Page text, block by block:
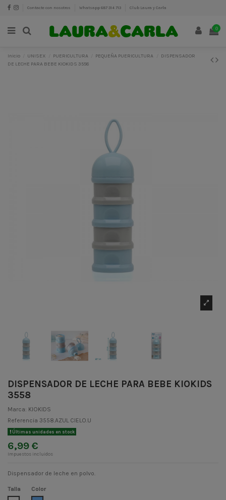
Contacte con nosotros Whatsapp 687 314 713 Club Laura y Carla
0
Inicio UNISEX PUERICULTURA PEQUEÑA PUERICULTURA
DISPENSADOR
DE LECHE PARA BEBE KIOKIDS 3558
DISPENSADOR DE LECHE PARA BEBE KIOKIDS
3558
Marca: KIOKIDS
Referencia 3558.AZUL CIELO.U
Últimas unidades en stock
6,99 €
Impuestos incluidos
Dispensador de leche en polvo.
Talla
Color